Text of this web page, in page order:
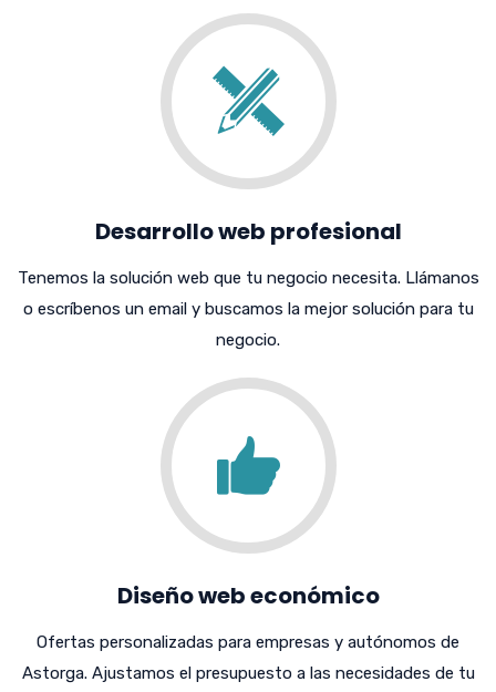
Desarrollo web profesional
Tenemos la solución web que tu negocio necesita. Llámanos
o escríbenos un email y buscamos la mejor solución para tu
negocio.
Diseño web económico
Ofertas personalizadas para empresas y autónomos de
Astorga. Ajustamos el presupuesto a las necesidades de tu